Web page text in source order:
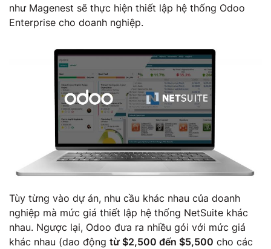
như Magenest sẽ thực hiện thiết lập hệ thống Odoo
Enterprise cho doanh nghiệp.
Tùy từng vào dự án, nhu cầu khác nhau của doanh
nghiệp mà mức giá thiết lập hệ thống NetSuite khác
nhau. Ngược lại, Odoo đưa ra nhiều gói với mức giá
khác nhau (dao động từ $2,500 đến $5,500 cho các